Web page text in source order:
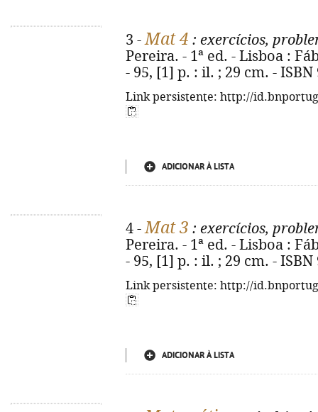
3 -Mat 4 : exercícios,
Pereira. - 1ª ed. - Lisboa :
- 95, [1] p. : il. ; 29 cm. - ISBN
Link persistente: http://
ADICIONAR À LISTA
4 -Mat 3 : exercícios,
Pereira. - 1ª ed. - Lisboa :
- 95, [1] p. : il. ; 29 cm. - ISBN
Link persistente: http://
ADICIONAR À LISTA